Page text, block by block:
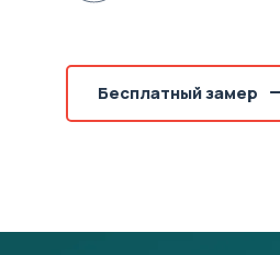
Бесплатный замер